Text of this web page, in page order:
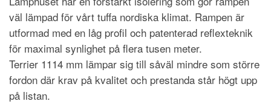
väl lämpad för vårt tuffa nordiska klimat. Rampen är
utformad med en låg profil och patenterad reflexteknik
för maximal synlighet på flera tusen meter.
Terrier 1114 mm lämpar sig till såväl mindre som större
fordon där krav på kvalitet och prestanda står högt upp
på listan.